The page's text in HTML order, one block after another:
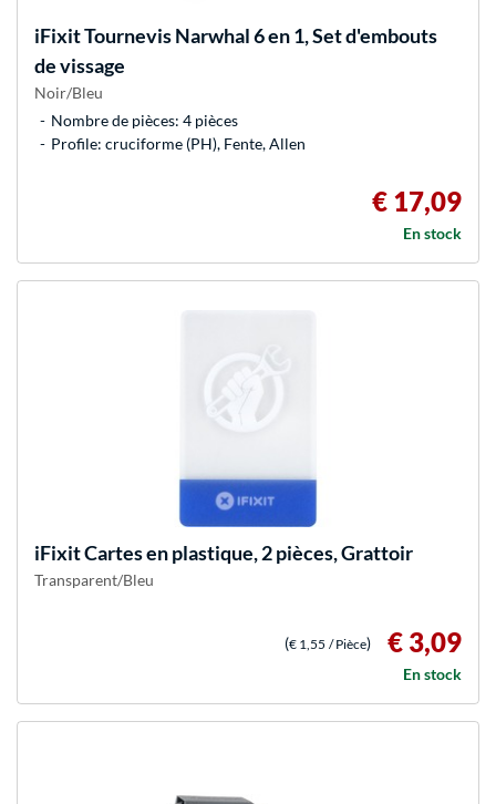
iFixitTournevis Narwhal 6 en 1, Set d'embouts
de vissage
Noir/Bleu
Nombre de pièces: 4 pièces
Profile: cruciforme (PH), Fente, Allen
€ 17,09
En stock
iFixitCartes en plastique, 2 pièces, Grattoir
Transparent/Bleu
(€ 1,55 / Pièce) € 3,09
En stock